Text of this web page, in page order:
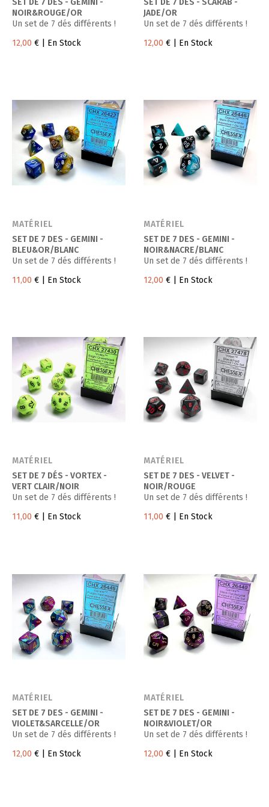
NOIR&ROUGE/OR
Un set de 7 dés différents !
12,00 € | En Stock
JADE/OR
Un set de 7 dés différents !
12,00 € | En Stock
MATÉRIEL
SET DE 7 DES - GEMINI -
BLEU&OR/BLANC
Un set de 7 dés différents !
11,00 € | En Stock
MATÉRIEL
SET DE 7 DES - GEMINI -
NOIR&NACRE/BLANC
Un set de 7 dés différents !
12,00 € | En Stock
MATÉRIEL
SET DE 7 DÉS - VORTEX -
VERT CLAIR/NOIR
Un set de 7 dés différents !
11,00 € | En Stock
MATÉRIEL
SET DE 7 DES - VELVET -
NOIR/ROUGE
Un set de 7 dés différents !
11,00 € | En Stock
MATÉRIEL
SET DE 7 DES - GEMINI -
VIOLET&SARCELLE/OR
Un set de 7 dés différents !
12,00 € | En Stock
MATÉRIEL
SET DE 7 DES - GEMINI -
NOIR&VIOLET/OR
Un set de 7 dés différents !
12,00 € | En Stock